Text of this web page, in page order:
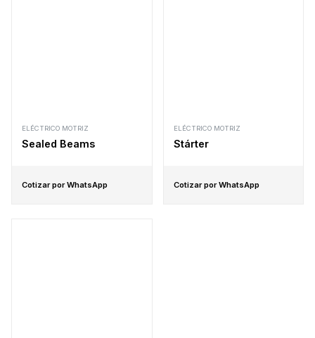
ELÉCTRICO MOTRIZ
Sealed Beams
Cotizar por WhatsApp
ELÉCTRICO MOTRIZ
Stárter
Cotizar por WhatsApp